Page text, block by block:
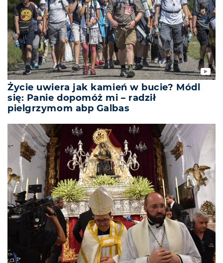
Życie uwiera jak kamień w bucie? Módl
się: Panie dopomóż mi – radził
pielgrzymom abp Galbas